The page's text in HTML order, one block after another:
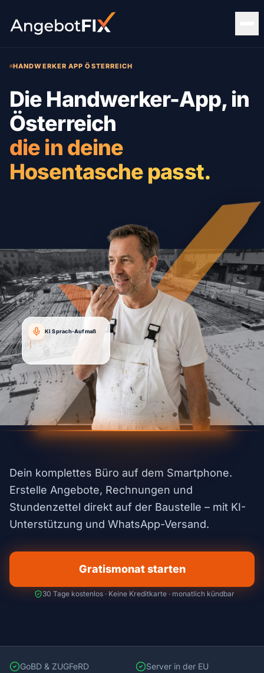
HANDWERKER APP ÖSTERREICH
Die Handwerker-App, in
Österreich
die in deine
Hosentasche passt.
Dein komplettes Büro auf dem Smartphone.
Erstelle Angebote, Rechnungen und
Stundenzettel direkt auf der Baustelle – mit KI-
Unterstützung und WhatsApp-Versand.
Gratismonat starten
30 Tage kostenlos · Keine Kreditkarte · monatlich kündbar
KI Sprach-Aufmaß
"Angebot für Kunde Mülle
GoBD & ZUGFeRD
Server in der EU